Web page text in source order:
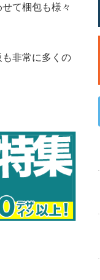
て梱包も様々
非常に多くの